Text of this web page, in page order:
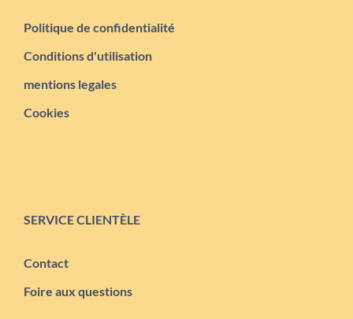
Politique de confidentialité
Conditions d'utilisation
mentions legales
Cookies
SERVICE CLIENTÈLE
Contact
Foire aux questions